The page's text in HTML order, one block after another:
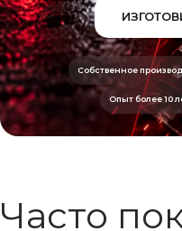
Собственное
Опыт более 10
Часто